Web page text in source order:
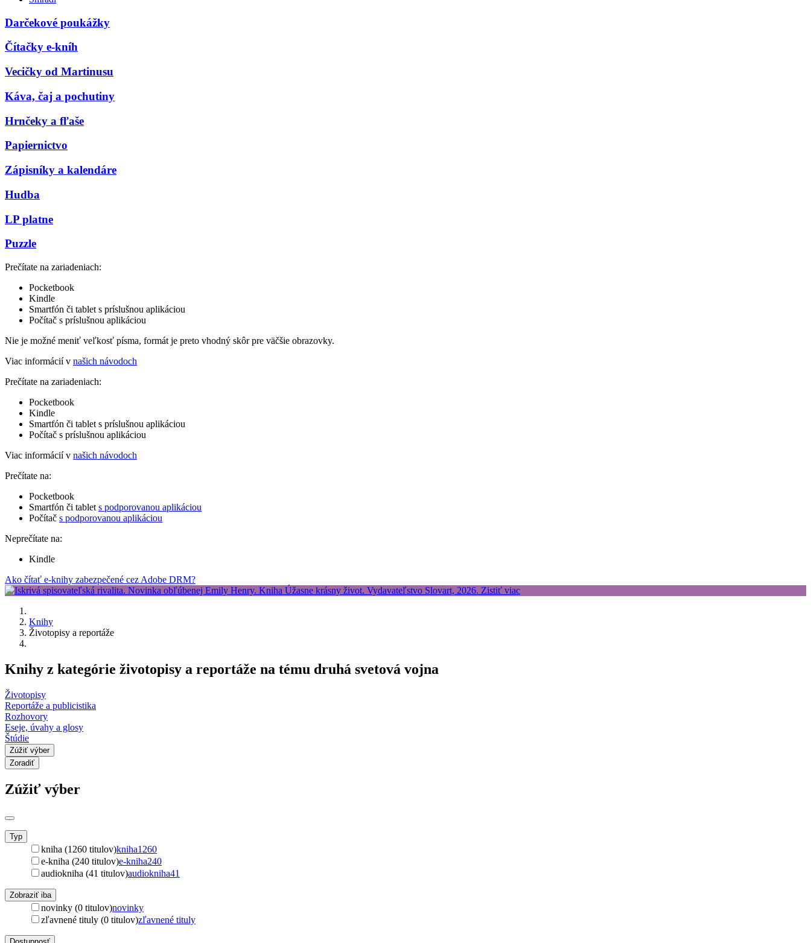
Darčekové poukážky
Čítačky e-kníh
Vecičky od Martinusu
Káva, čaj a pochutiny
Hrnčeky a fľaše
Papiernictvo
Zápisníky a kalendáre
Hudba
LP platne
Puzzle
Prečítate na zariadeniach:
Pocketbook
Kindle
Smartfón či tablet s príslušnou aplikáciou
Počítač s príslušnou aplikáciou
Nie je možné meniť veľkosť písma, formát je preto vhodný skôr pre väčšie obrazovky.
Viac informácií v našich návodoch
Prečítate na zariadeniach:
Pocketbook
Kindle
Smartfón či tablet s príslušnou aplikáciou
Počítač s príslušnou aplikáciou
Viac informácií v našich návodoch
Prečítate na:
Pocketbook
Smartfón či tablet s podporovanou aplikáciou
Počítač s podporovanou aplikáciou
Neprečítate na:
Kindle
Ako čítať e-knihy zabezpečené cez Adobe DRM?
Knihy
Životopisy a reportáže
Knihy z kategórie životopisy a reportáže na tému druhá svetová vojna
Životopisy
Reportáže a publicistika
Rozhovory
Eseje, úvahy a glosy
Štúdie
Zúžiť výber
Zoradiť
Zúžiť výber
Typ
kniha (1260 titulov)kniha1260
e-kniha (240 titulov)e-kniha240
audiokniha (41 titulov)audiokniha41
Zobraziť iba
novinky (0 titulov)novinky
zľavnené tituly (0 titulov)zľavnené tituly